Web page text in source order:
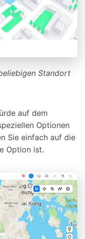
Standort
auf dem
Optionen
Sie einfach auf die
Option ist.